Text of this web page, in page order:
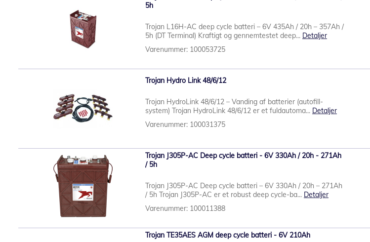
5h
Trojan L16H-AC deep cycle batteri – 6V 435Ah / 20h – 357Ah /
5h (DT Terminal) Kraftigt og gennemtestet deep... Detaljer
Varenummer: 100053725
Trojan Hydro Link 48/6/12
Trojan HydroLink 48/6/12 – Vanding af batterier (autofill-
system) Trojan HydroLink 48/6/12 er et fuldautoma... Detaljer
Varenummer: 100031375
Trojan J305P-AC Deep cycle batteri - 6V 330Ah / 20h - 271Ah
/ 5h
Trojan J305P-AC Deep cycle batteri – 6V 330Ah / 20h – 271Ah
/ 5h Trojan J305P-AC er et robust deep cycle-ba... Detaljer
Varenummer: 100011388
Trojan TE35AES AGM deep cycle batteri - 6V 210Ah